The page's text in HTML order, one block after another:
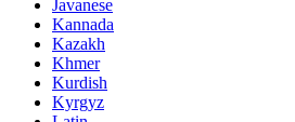
Javanese
Kannada
Kazakh
Khmer
Kurdish
Kyrgyz